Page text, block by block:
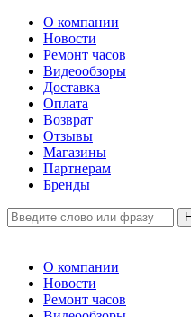
О компании
Новости
Ремонт часов
Видеообзоры
Доставка
Оплата
Возврат
Отзывы
Магазины
Партнерам
Бренды
О компании
Новости
Ремонт часов